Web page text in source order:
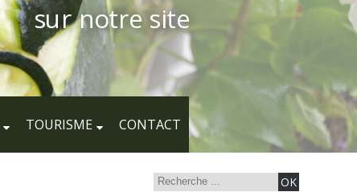
sur notre site
TOURISME CONTACT